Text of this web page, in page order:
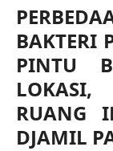
BAKTERI
PINTU
RUANG
DJAMIL